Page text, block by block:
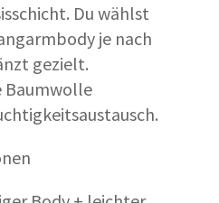
Du wählst
je nach
gezielt.
Baumwolle